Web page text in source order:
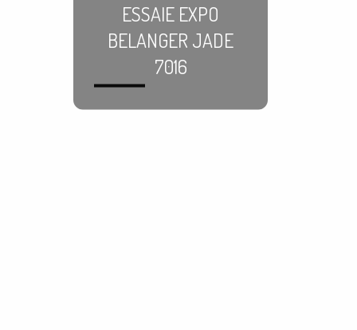
ESSAIE EXPO
BELANGER JADE
7016